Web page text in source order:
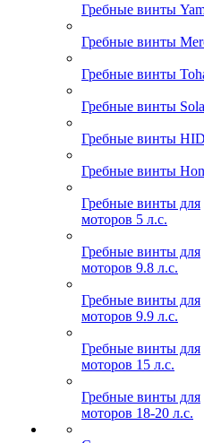
Гребные винты
Гребные винты
Гребные винты
Гребные винты
Гребные винты
Гребные винты
Гребные винты для
моторов 5 л.с.
Гребные винты для
моторов 9.8 л.с.
Гребные винты для
моторов 9.9 л.с.
Гребные винты для
моторов 15 л.с.
Гребные винты для
моторов 18-20 л.с.